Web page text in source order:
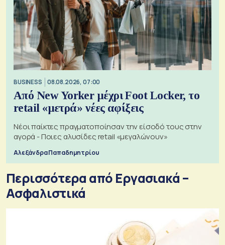
BUSINESS 08.08.2026, 07:00
Από New Yorker μέχρι Foot Locker, το
retail «μετρά» νέες αφίξεις
Νέοι παίκτες πραγματοποίησαν την είσοδό τους στην
αγορά - Ποιες αλυσίδες retail «μεγαλώνουν»
Αλεξάνδρα Παπαδημητρίου
Περισσότερα από Εργασιακά –
Ασφαλιστικά